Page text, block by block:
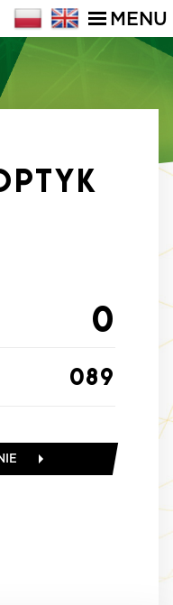
MENU
0
089